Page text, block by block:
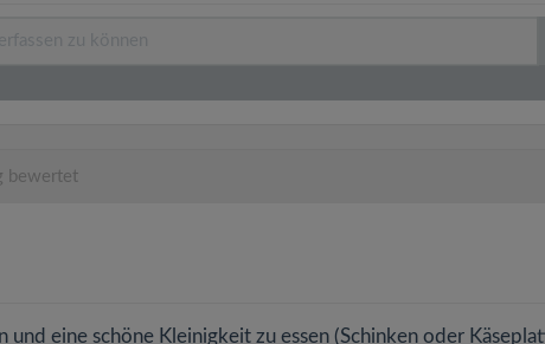
bewertet
eine schöne Kleinigkeit zu essen (Schinken oder